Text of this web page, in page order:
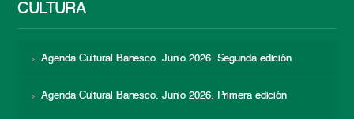
CULTURA
Agenda Cultural Banesco. Junio 2026. Segunda edición
Agenda Cultural Banesco. Junio 2026. Primera edición